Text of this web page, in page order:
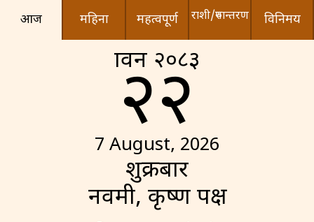
आज महिना महत्वपूर्ण राशी/रुपान्तरण विनिमय
श्रावन २०८३
२२
7 August, 2026
शुक्रबार
नवमी, कृष्ण पक्ष